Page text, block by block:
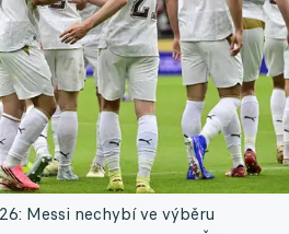
Messi nechybí ve výběru